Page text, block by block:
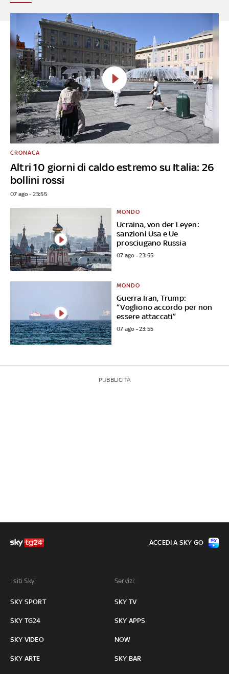
Altri 10 giorni di caldo estremo su Italia: 26
bollini rossi
CRONACA
07 ago - 23:55
Ucraina, von der Leyen:
sanzioni Usa e Ue
prosciugano Russia
MONDO
07 ago - 23:55
Guerra Iran, Trump:
“Vogliono accordo per non
essere attaccati”
MONDO
07 ago - 23:55
PUBBLICITÀ
I siti Sky:
SKY SPORT
SKY TG24
SKY VIDEO
SKY ARTE
Servizi:
SKY TV
SKY APPS
NOW
SKY BAR
ACCEDI A SKY GO